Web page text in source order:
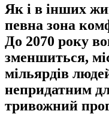
Як і в інших
певна зона
До 2070 року
зменшиться,
мільярдів
непридатним
тривожний